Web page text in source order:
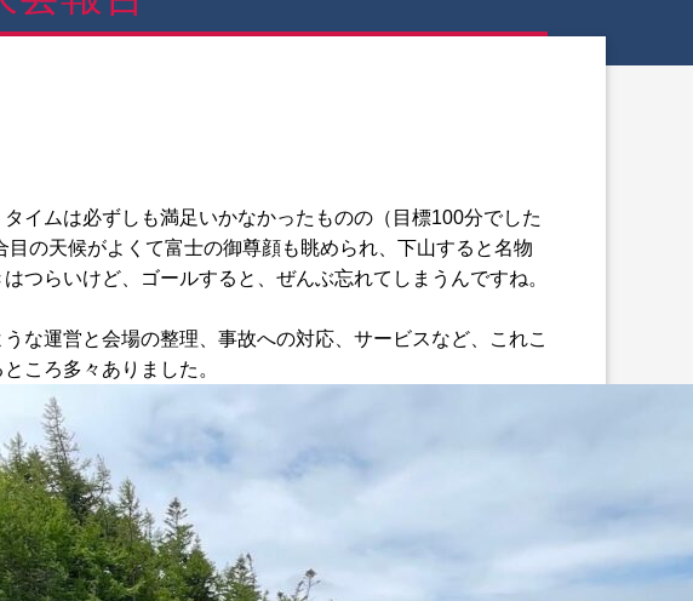
イムは必ずしも満足いかなかったものの（目標100分でした
の天候がよくて富士の御尊顔も眺められ、下山すると名物
つらいけど、ゴールすると、ぜんぶ忘れてしまうんですね。
な運営と会場の整理、事故への対応、サービスなど、これこ
ころ多々ありました。